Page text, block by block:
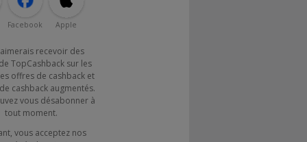
Facebook Apple
recevoir des
TopCashback sur les
offres de cashback et
cashback augmentés.
vous désabonner à
tout moment.
vous acceptez nos